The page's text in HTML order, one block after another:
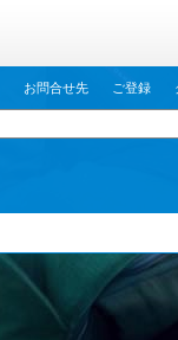
お問合せ先 ご登録